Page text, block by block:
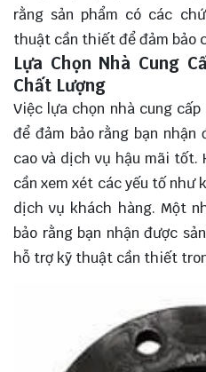
rằng sản phẩm có các
thuật cần thiết để đảm bảo
Lựa Chọn Nhà Cung
Chất Lượng
Việc lựa chọn nhà cung
để đảm bảo rằng bạn
cao và dịch vụ hậu mãi tốt.
cần xem xét các yếu tố như
dịch vụ khách hàng. Một
bảo rằng bạn nhận được
hỗ trợ kỹ thuật cần thiết